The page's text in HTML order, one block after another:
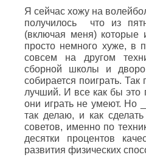
Я сейчас хожу на
получилось что из
(включая меня) которые
просто немного хуже, в
совсем на другом
сборной школы и
собирается поиграть.
лучший. И все как бы это
они играть не умеют. Но
так делаю, и как
советов, именно по
десятки процентов
развития физических